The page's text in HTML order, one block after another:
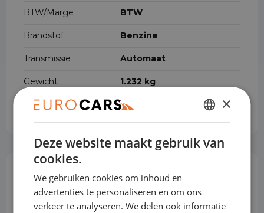
BTW/Marge BTW
Brandstof Benzine
Transmissie Automaat
Gewicht 1.232 kg
Cilinderinhoud 1.498 cm³
Opties & Toebehoren
DUTCH
ENGLISH
×
Deze website maakt gebruik van
cookies.
We gebruiken cookies om inhoud en
advertenties te personaliseren en om ons
verkeer te analyseren. We delen ook informatie